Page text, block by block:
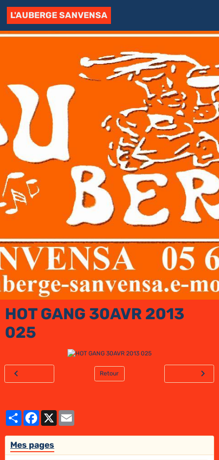
L'AUBERGE SANVENSA
HOT GANG 30AVR 2013
025
Retour
PartagerFacebook
X
Mes pages